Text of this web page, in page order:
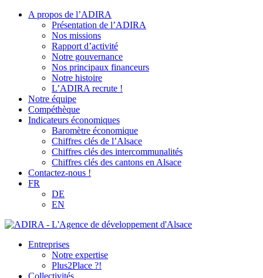
A propos de l’ADIRA
Présentation de l’ADIRA
Nos missions
Rapport d’activité
Notre gouvernance
Nos principaux financeurs
Notre histoire
L’ADIRA recrute !
Notre équipe
Compéthèque
Indicateurs économiques
Baromètre économique
Chiffres clés de l’Alsace
Chiffres clés des intercommunalités
Chiffres clés des cantons en Alsace
Contactez-nous !
FR
DE
EN
Entreprises
Notre expertise
Plus2Place ?!
Collectivités